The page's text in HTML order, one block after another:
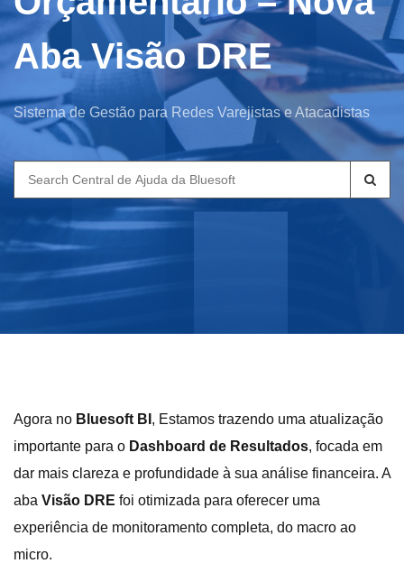
Aba Visão DRE
Sistema de Gestão para Redes Varejistas e Atacadistas
Search
for:
Agora no Bluesoft BI , Estamos trazendo uma atualização
importante para o Dashboard de Resultados, focada em
dar mais clareza e profundidade à sua análise financeira. A
aba Visão DRE foi otimizada para oferecer uma
experiência de monitoramento completa, do macro ao
micro.